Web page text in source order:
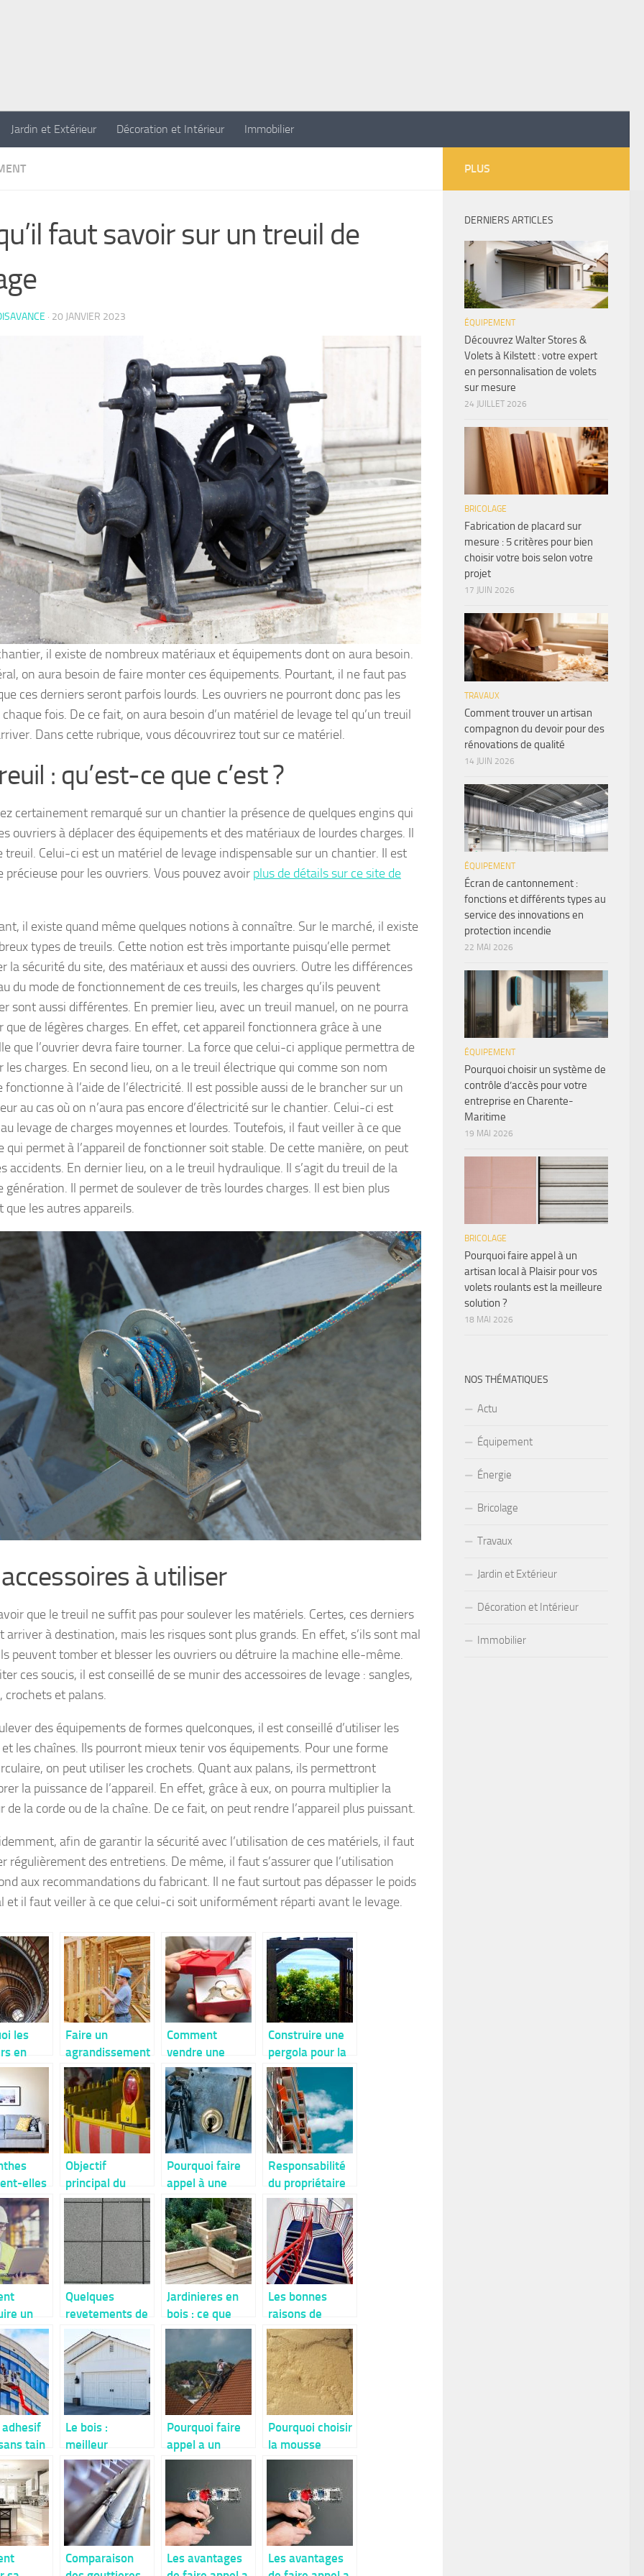
Jardin et Extérieur Décoration et Intérieur Immobilier
faut savoir sur un treuil de
· 20 JANVIER 2023
il existe de nombreux matériaux et équipements dont on aura besoin.
on aura besoin de faire monter ces équipements. Pourtant, il ne faut pas
ces derniers seront parfois lourds. Les ouvriers ne pourront donc pas les
fois. De ce fait, on aura besoin d’un matériel de levage tel qu’un treuil
Dans cette rubrique, vous découvrirez tout sur ce matériel.
: qu’est-ce que c’est ?
certainement remarqué sur un chantier la présence de quelques engins qui
ouvriers à déplacer des équipements et des matériaux de lourdes charges. Il
treuil. Celui-ci est un matériel de levage indispensable sur un chantier. Il est
précieuse pour les ouvriers. Vous pouvez avoir plus de détails sur ce site de
il existe quand même quelques notions à connaître. Sur le marché, il existe
types de treuils. Cette notion est très importante puisqu’elle permet
la sécurité du site, des matériaux et aussi des ouvriers. Outre les différences
du mode de fonctionnement de ces treuils, les charges qu’ils peuvent
sont aussi différentes. En premier lieu, avec un treuil manuel, on ne pourra
que de légères charges. En effet, cet appareil fonctionnera grâce à une
que l’ouvrier devra faire tourner. La force que celui-ci applique permettra de
les charges. En second lieu, on a le treuil électrique qui comme son nom
fonctionne à l’aide de l’électricité. Il est possible aussi de le brancher sur un
au cas où on n’aura pas encore d’électricité sur le chantier. Celui-ci est
levage de charges moyennes et lourdes. Toutefois, il faut veiller à ce que
qui permet à l’appareil de fonctionner soit stable. De cette manière, on peut
accidents. En dernier lieu, on a le treuil hydraulique. Il s’agit du treuil de la
génération. Il permet de soulever de très lourdes charges. Il est bien plus
que les autres appareils.
à utiliser
que le treuil ne suffit pas pour soulever les matériels. Certes, ces derniers
arriver à destination, mais les risques sont plus grands. En effet, s’ils sont mal
peuvent tomber et blesser les ouvriers ou détruire la machine elle-même.
ces soucis, il est conseillé de se munir des accessoires de levage : sangles,
crochets et palans.
des équipements de formes quelconques, il est conseillé d’utiliser les
les chaînes. Ils pourront mieux tenir vos équipements. Pour une forme
on peut utiliser les crochets. Quant aux palans, ils permettront
la puissance de l’appareil. En effet, grâce à eux, on pourra multiplier la
de la corde ou de la chaîne. De ce fait, on peut rendre l’appareil plus puissant.
afin de garantir la sécurité avec l’utilisation de ces matériels, il faut
régulièrement des entretiens. De même, il faut s’assurer que l’utilisation
aux recommandations du fabricant. Il ne faut surtout pas dépasser le poids
et il faut veiller à ce que celui-ci soit uniformément réparti avant le levage.
les
en
ont la
les
Faire un
agrandissement
de maison.
Comment
vendre une
maison que
nous avons fait
construire ?
Construire une
pergola pour la
détente c’est
simple
elles
?
Objectif
principal du
balisage sur
chantier
Pourquoi faire
appel à une
entreprise de
serrurerie ?
Responsabilité
du propriétaire
pour le
désamiantage
d’un
appartement
un
via le
Quelques
revetements de
sol qui
conviennent
pour le garage
Jardinieres en
bois : ce que
vous avez
Les bonnes
raisons de
renover un
escalier
tain
ce que
Le bois :
meilleur
matériau pour
un garage
voiture
Pourquoi faire
appel a un
artisan couvreur
Pourquoi choisir
la mousse
polyurethane
pour son
isolation ?
Comparaison
Les avantages
Les avantages
PLUS
DERNIERS ARTICLES
ÉQUIPEMENT
Découvrez Walter Stores &
Volets à Kilstett : votre expert
en personnalisation de volets
sur mesure
24 JUILLET 2026
BRICOLAGE
Fabrication de placard sur
mesure : 5 critères pour bien
choisir votre bois selon votre
projet
17 JUIN 2026
TRAVAUX
Comment trouver un artisan
compagnon du devoir pour des
rénovations de qualité
14 JUIN 2026
ÉQUIPEMENT
Écran de cantonnement :
fonctions et différents types au
service des innovations en
protection incendie
22 MAI 2026
ÉQUIPEMENT
Pourquoi choisir un système de
contrôle d’accès pour votre
entreprise en Charente-
Maritime
19 MAI 2026
BRICOLAGE
Pourquoi faire appel à un
artisan local à Plaisir pour vos
volets roulants est la meilleure
solution ?
18 MAI 2026
NOS THÉMATIQUES
Actu
Équipement
Énergie
Bricolage
Travaux
Jardin et Extérieur
Décoration et Intérieur
Immobilier